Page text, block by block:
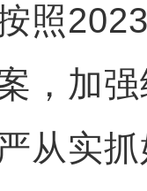
照
，加
从实